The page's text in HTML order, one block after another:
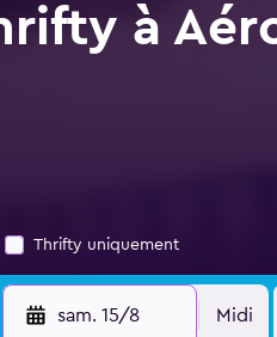
à
Thrifty uniquement
sam. 15/8 Midi